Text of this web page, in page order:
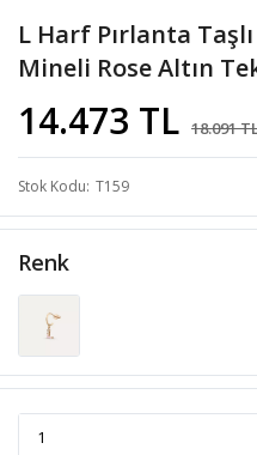
L Harf Pırlanta
Mineli Rose Altın
14.473 TL 18.091
Stok Kodu T159
Renk